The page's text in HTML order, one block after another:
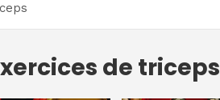
de triceps